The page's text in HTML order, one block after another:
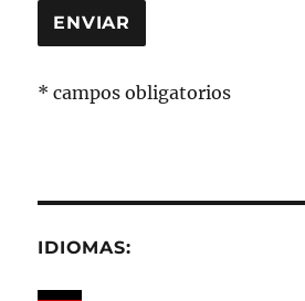
* campos obligatorios
IDIOMAS: